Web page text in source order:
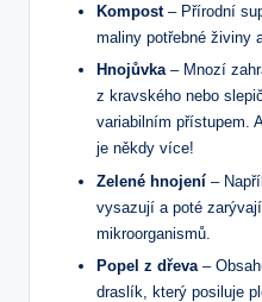
Kompost– Přírodní
maliny potřebné živiny
Hnojůvka– Mnozí
z kravského nebo
variabilním přístupem.
je někdy více!
Zelené hnojení –
vysazují a poté
mikroorganismů.
Popel z dřeva –
draslík, který posiluje